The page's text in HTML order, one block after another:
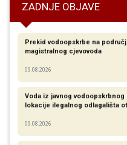
ZADNJE OBJAVE
Prekid vodoopskrbe na
magistralnog cjevovoda
09.08.2026
Voda iz javnog
lokacije ilegalnog odlagališta
09.08.2026